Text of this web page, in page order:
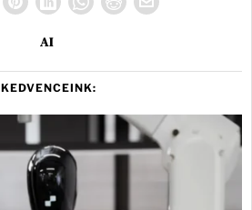
AI
KEDVENCEINK: